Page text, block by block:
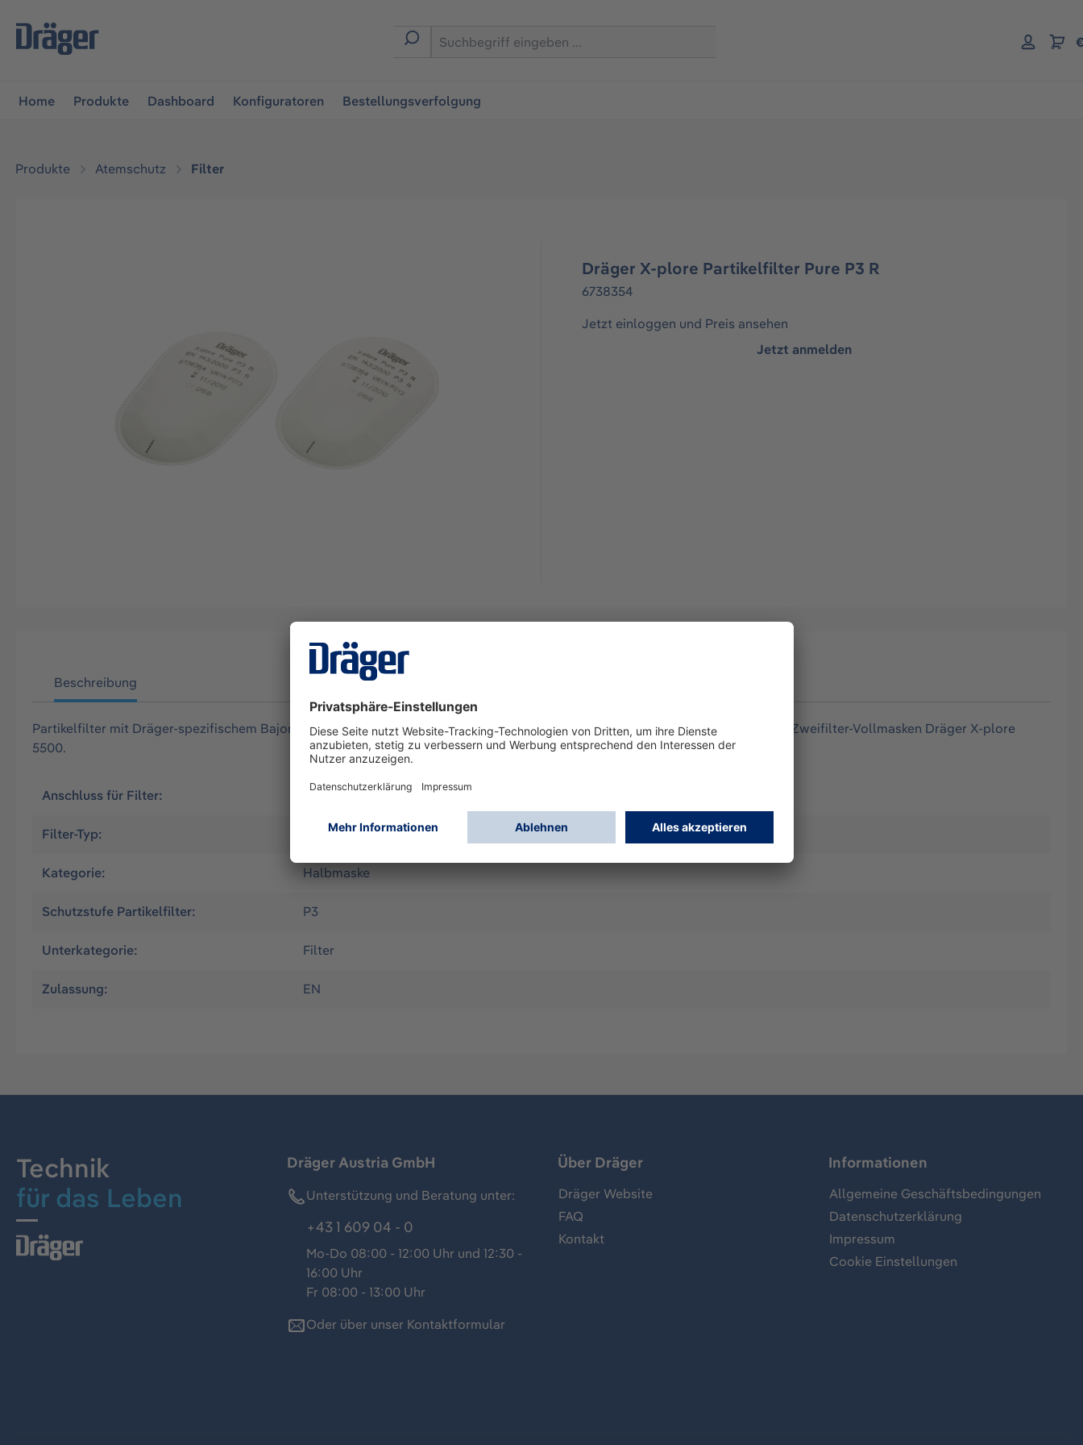
springen
Home Produkte Dashboard Konfiguratoren Bestellungsverfolgung
Produkte Atemschutz Filter
Dräger X-plore Partikelfilter Pure P3 R
6738354
Jetzt einloggen und Preis ansehen
Jetzt anmelden
Beschreibung
Partikelfilter mit Dräger-spezifischem Bajonettanschluss zur Verwendung mit Zweifilter-Halbmasken Dräger X-plore 3000 und Zweifilter-Vollmasken Dräger X-plore
5500.
Anschluss für Filter: Bayonet (Twin-filter)
Filter-Typ: Partikel-Filter
Kategorie: Halbmaske
Schutzstufe Partikelfilter: P3
Unterkategorie: Filter
Zulassung: EN
Technik
für das Leben
Dräger Austria GmbH
Unterstützung und Beratung unter:
+43 1 609 04 - 0
Mo-Do 08:00 - 12:00 Uhr und 12:30 -
16:00 Uhr
Fr 08:00 - 13:00 Uhr
Oder über unser Kontaktformular
Über Dräger
Dräger Website
FAQ
Kontakt
Informationen
Allgemeine Geschäftsbedingungen
Datenschutzerklärung
Impressum
Cookie Einstellungen